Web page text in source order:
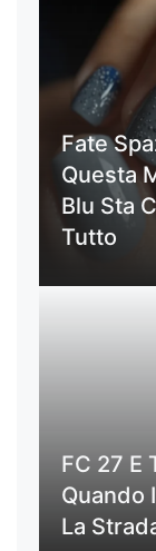
Fate
Questa
Blu Sta
Tutto
FC 27 E
Quando
La